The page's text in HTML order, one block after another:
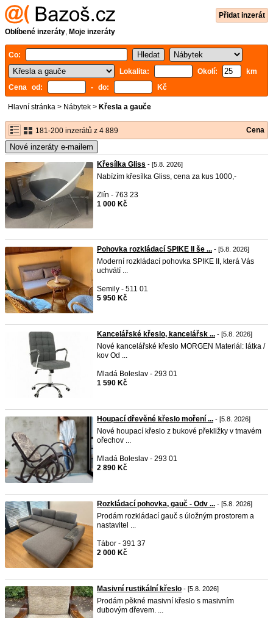
Přidat inzerát
Oblíbené inzeráty, Moje inzeráty
Co:
Lokalita:
Okolí:
km
Cena od:
- do: Kč
Hlavní stránka > Nábytek > Křesla a gauče
181-200 inzerátů z 4 889 Cena
Nové inzeráty e-mailem
Křesílka Gliss - [5.8. 2026]
Nabízím křesílka Gliss, cena za kus 1000,-
Zlín - 763 23
1 000 Kč
Pohovka rozkládací SPIKE II še ... - [5.8. 2026]
Moderní rozkládací pohovka SPIKE II, která Vás
uchvátí ...
Semily - 511 01
5 950 Kč
Kancelářské křeslo, kancelářsk ... - [5.8. 2026]
Nové kancelářské křeslo MORGEN Materiál: látka /
kov Od ...
Mladá Boleslav - 293 01
1 590 Kč
Houpací dřevěné křeslo moření ... - [5.8. 2026]
Nové houpací křeslo z bukové překližky v tmavém
ořechov ...
Mladá Boleslav - 293 01
2 890 Kč
Rozkládací pohovka, gauč - Odv ... - [5.8. 2026]
Prodám rozkládací gauč s úložným prostorem a
nastavitel ...
Tábor - 391 37
2 000 Kč
Masivní rustikální křeslo - [5.8. 2026]
Prodám pěkné masivní křeslo s masivním
dubovým dřevem. ...